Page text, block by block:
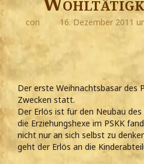
cori 16. Dezember 2011
Der erste Weihnachtsbasar des
Zwecken statt.
Der Erlös ist für den Neubau
die Erziehungshexe im PSKK
nicht nur an sich selbst zu
geht der Erlös an die